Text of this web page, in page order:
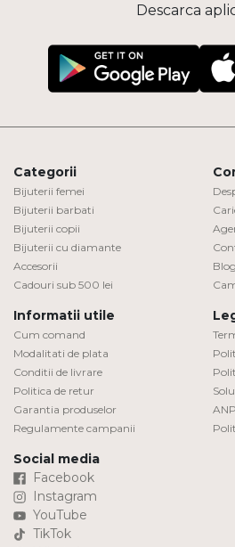
Descarca
Categorii
Bijuterii femei
Bijuterii barbati
Bijuterii copii
Bijuterii cu diamante
Accesorii
Cadouri sub 500 lei
Blog
Informatii utile
Cum comand
Modalitati de plata
Conditii de livrare
Politica de retur
Garantia produselor
Regulamente campanii
Social media
Facebook
Instagram
YouTube
TikTok